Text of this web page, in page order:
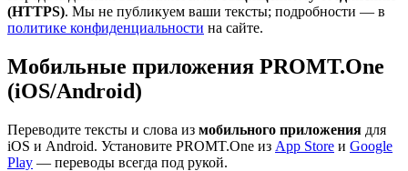
(HTTPS). Мы не публикуем ваши тексты; подробности — в
политике конфиденциальности на сайте.
Мобильные приложения PROMT.One
(iOS/Android)
Переводите тексты и слова из мобильного приложения для
iOS и Android. Установите PROMT.One из App Store и Google
Play — переводы всегда под рукой.